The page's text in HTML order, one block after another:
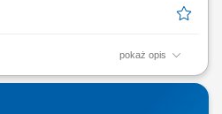
pokaż opis
transportów
realizacji zleceń, nadzór nad